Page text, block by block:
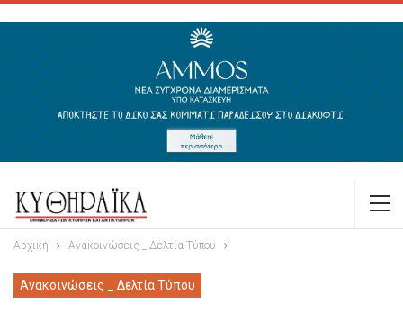
Αρχική Ανακοινώσεις _ Δελτία Τύπου
Ανακοινώσεις _ Δελτία Τύπου